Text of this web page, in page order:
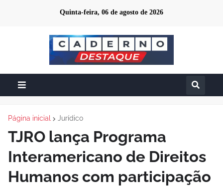
Quinta-feira, 06 de agosto de 2026
Página inicial Jurídico
TJRO lança Programa
Interamericano de Direitos
Humanos com participação